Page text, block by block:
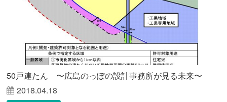
50戸連たん 〜広島のっぽの設計事務所が見る未来〜
2018.04.18